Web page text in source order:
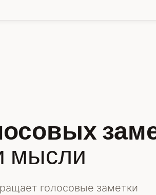
мысли
голосовые заметки